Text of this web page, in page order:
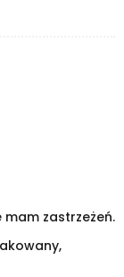
mam zastrzeżeń.